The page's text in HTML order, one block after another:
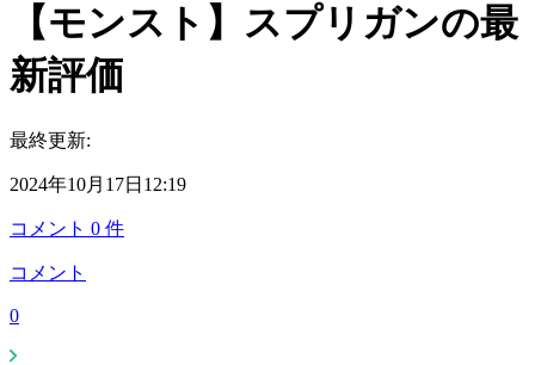
【モンスト】スプリガンの最
新評価
最終更新:
2024年10月17日12:19
コメント 0 件
コメント
0